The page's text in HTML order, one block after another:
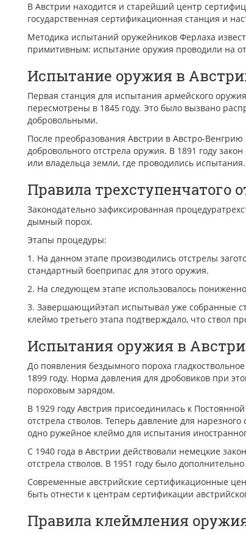
В Австрии находится и старейший центр
государственная сертификационная станция и
Методика испытаний оружейников Ферлаха
примитивным: испытание оружия проводили на
Испытание оружия в
Первая станция для испытания армейского
пересмотрены в 1845 году. Это было вызвано
добровольными.
После преобразования Австрии в Австро-
добровольного отстрела оружия. В 1891 году
или владельца земли, где проводились
Правила трехступенчатого
Законодательно зафиксированная
дымный порох.
Этапы процедуры:
1. На данном этапе производились отстрелы
стандартный боеприпас для этого оружия.
2. На следующем этапе использовалось
3. Завершающийэтап испытывал уже собранные
клеймо третьего этапа подтверждало, что ствол
Испытания оружия в
До появления бездымного пороха
1899 году. Норма давления для дробовиков при
пороховым зарядом.
В 1929 году Австрия присоединилась к
отстрела стволов. Теперь давление для
одно ружейное клеймо для испытания
С 1940 года в Австрии действовали немецкие
отстрела стволов. В 1951 году было
Современные австрийские сертификационные
быть отнести к центрам сертификации
Правила клеймления